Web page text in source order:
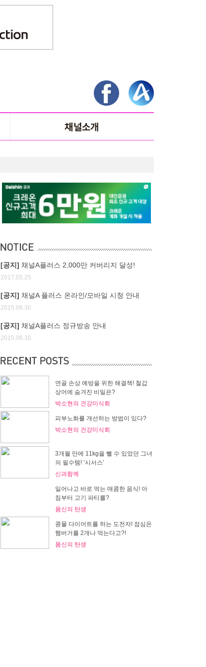
[공지] 채널A플러스 2,000만 커버리지 달성!
2017.05.25
[공지] 채널A 플러스 온라인/모바일 시청 안내
2015.06.30
[공지] 채널A플러스 정규방송 안내
2015.06.30
연골 손상 예방을 위한 해결책! 철갑
상어에 숨겨진 비밀은?
박소현의 건강미식회
피부노화를 개선하는 방법이 있다?
박소현의 건강미식회
3개월 만에 11kg을 뺄 수 있었던 그녀
의 필수템! ’시서스’
신과함께
일어나고 바로 먹는 매콤한 음식! 아
침부터 고기 파티를?
몸신의 탄생
콩물 다이어트를 하는 도전자! 점심은
햄버거를 2개나 먹는다고?!
몸신의 탄생